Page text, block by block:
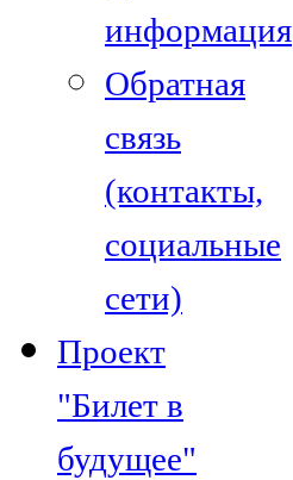
информация
Обратная
связь
(контакты,
социальные
сети)
Проект
"Билет в
будущее"